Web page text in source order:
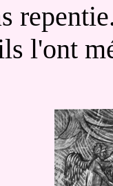
l'ont